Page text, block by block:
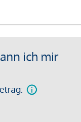
ich mir